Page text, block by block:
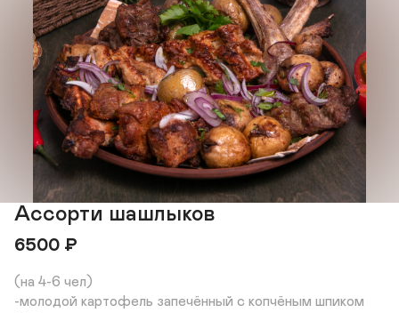
Ассорти шашлыков
6500 ₽
(на 4-6 чел)
-молодой картофель запечённый с копчёным шпиком